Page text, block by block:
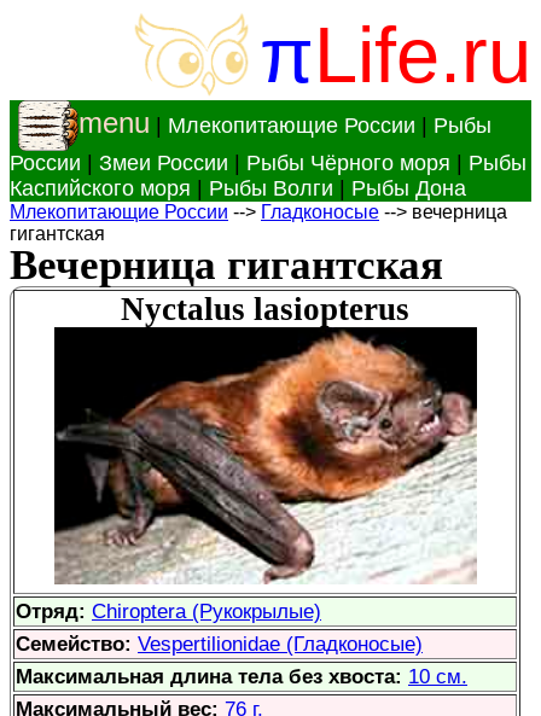
πLife.ru
menu Млекопитающие России
Рыбы
России
Змеи России Рыбы Чёрного моря
Рыбы
Каспийского моря
Рыбы Волги Рыбы Дона
Млекопитающие России --> Гладконосые --> вечерница
гигантская
Вечерница гигантская
Nyctalus lasiopterus
Отряд: Chiroptera (Рукокрылые)
Семейство: Vespertilionidae (Гладконосые)
Максимальная длина тела без хвоста: 10 см.
Максимальный вес: 76 г.